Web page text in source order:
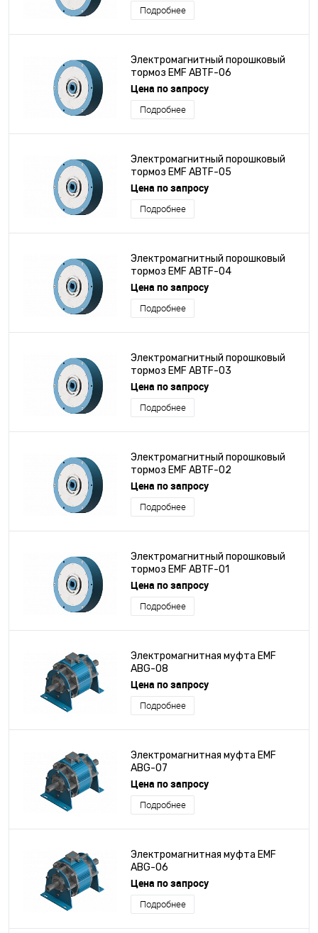
Подробнее
Электромагнитный порошковый
тормоз EMF ABTF-06
Цена по запросу
Подробнее
Электромагнитный порошковый
тормоз EMF ABTF-05
Цена по запросу
Подробнее
Электромагнитный порошковый
тормоз EMF ABTF-04
Цена по запросу
Подробнее
Электромагнитный порошковый
тормоз EMF ABTF-03
Цена по запросу
Подробнее
Электромагнитный порошковый
тормоз EMF ABTF-02
Цена по запросу
Подробнее
Электромагнитный порошковый
тормоз EMF ABTF-01
Цена по запросу
Подробнее
Электромагнитная муфта EMF
ABG-08
Цена по запросу
Подробнее
Электромагнитная муфта EMF
ABG-07
Цена по запросу
Подробнее
Электромагнитная муфта EMF
ABG-06
Цена по запросу
Подробнее